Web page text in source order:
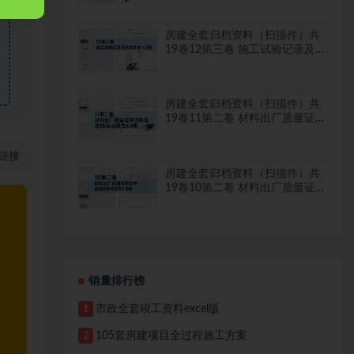
接
房建全套归档资料（扫描件）共
19卷12第三卷 施工试验记录及
房建全套归档资料（扫描件）共
19卷11第二卷 材料出厂质量证
房建全套归档资料（扫描件）共
19卷10第二卷 材料出厂质量证
销量排行榜
1 市政全套竣工资料excel版
2 105套房建项目全过程施工方案